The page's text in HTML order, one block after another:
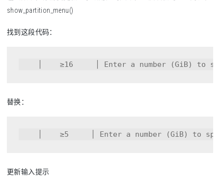
show_partition_menu()
找到这段代码：
│    ≥16     │ Enter a number (GiB) to
替换：
│    ≥5     │ Enter a number (GiB) to
更新输入提示